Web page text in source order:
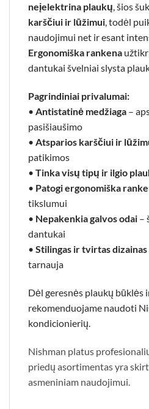
neįelektrina plaukų, šios
karščiui ir lūžimui, todėl
naudojimui net ir esant
Ergonomiška rankena
dantukai švelniai slysta
Pagrindiniai privalumai:
• Antistatinė medžiaga –
pasišiaušimo
• Atsparios karščiui ir
patikimos
• Tinka visų tipų ir ilgio
• Patogi ergonomiška
tikslumui
• Nepakenkia galvos odai –
dantukai
• Stilingas ir tvirtas dizainas
tarnauja
Dėl geresnės plaukų būklės
rekomenduojame naudoti
kondicionierių.
Nishman platus
priedų asortimentas yra
asmeniniam naudojimui.